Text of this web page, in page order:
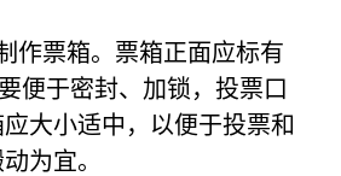
作票箱。票箱正面应标有
便于密封、加锁，投票口
大小适中，以便于投票和
为宜。